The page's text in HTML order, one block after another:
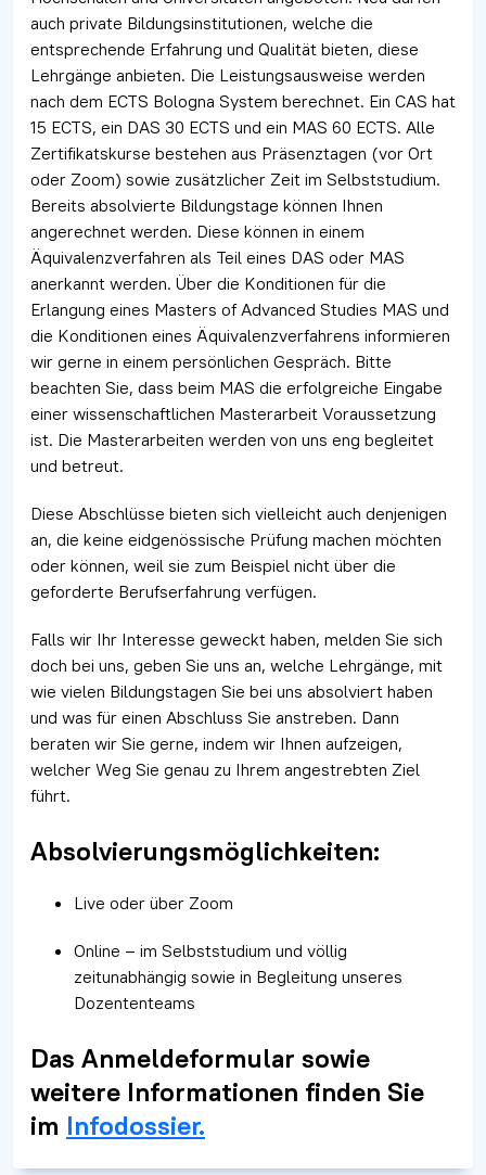
auch private Bildungsinstitutionen, welche die
entsprechende Erfahrung und Qualität bieten, diese
Lehrgänge anbieten. Die Leistungsausweise werden
nach dem ECTS Bologna System berechnet. Ein CAS hat
15 ECTS, ein DAS 30 ECTS und ein MAS 60 ECTS. Alle
Zertifikatskurse bestehen aus Präsenztagen (vor Ort
oder Zoom) sowie zusätzlicher Zeit im Selbststudium.
Bereits absolvierte Bildungstage können Ihnen
angerechnet werden. Diese können in einem
Äquivalenzverfahren als Teil eines DAS oder MAS
anerkannt werden. Über die Konditionen für die
Erlangung eines Masters of Advanced Studies MAS und
die Konditionen eines Äquivalenzverfahrens informieren
wir gerne in einem persönlichen Gespräch. Bitte
beachten Sie, dass beim MAS die erfolgreiche Eingabe
einer wissenschaftlichen Masterarbeit Voraussetzung
ist. Die Masterarbeiten werden von uns eng begleitet
und betreut.
Diese Abschlüsse bieten sich vielleicht auch denjenigen
an, die keine eidgenössische Prüfung machen möchten
oder können, weil sie zum Beispiel nicht über die
geforderte Berufserfahrung verfügen.
Falls wir Ihr Interesse geweckt haben, melden Sie sich
doch bei uns, geben Sie uns an, welche Lehrgänge, mit
wie vielen Bildungstagen Sie bei uns absolviert haben
und was für einen Abschluss Sie anstreben. Dann
beraten wir Sie gerne, indem wir Ihnen aufzeigen,
welcher Weg Sie genau zu Ihrem angestrebten Ziel
führt.
Absolvierungsmöglichkeiten:
Live oder über Zoom
Online – im Selbststudium und völlig
zeitunabhängig sowie in Begleitung unseres
Dozententeams
Das Anmeldeformular sowie
weitere Informationen finden Sie
im Infodossier.